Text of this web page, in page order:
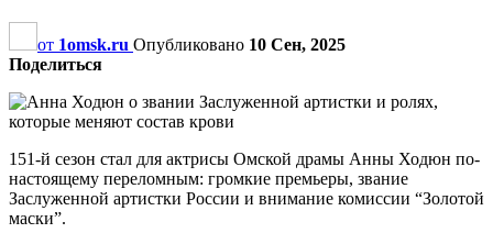
от 1omsk.ru Опубликовано 10 Сен, 2025
Поделиться
151-й сезон стал для актрисы Омской драмы Анны Ходюн по-
настоящему переломным: громкие премьеры, звание
Заслуженной артистки России и внимание комиссии “Золотой
маски”.